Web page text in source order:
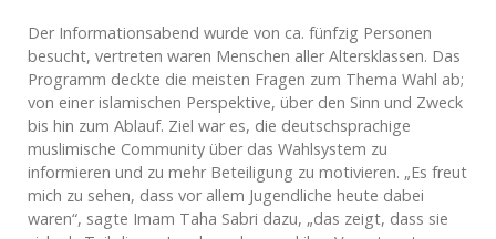
Der Informationsabend wurde von ca. fünfzig Personen
besucht, vertreten waren Menschen aller Altersklassen. Das
Programm deckte die meisten Fragen zum Thema Wahl ab;
von einer islamischen Perspektive, über den Sinn und Zweck
bis hin zum Ablauf. Ziel war es, die deutschsprachige
muslimische Community über das Wahlsystem zu
informieren und zu mehr Beteiligung zu motivieren. „Es freut
mich zu sehen, dass vor allem Jugendliche heute dabei
waren“, sagte Imam Taha Sabri dazu, „das zeigt, dass sie